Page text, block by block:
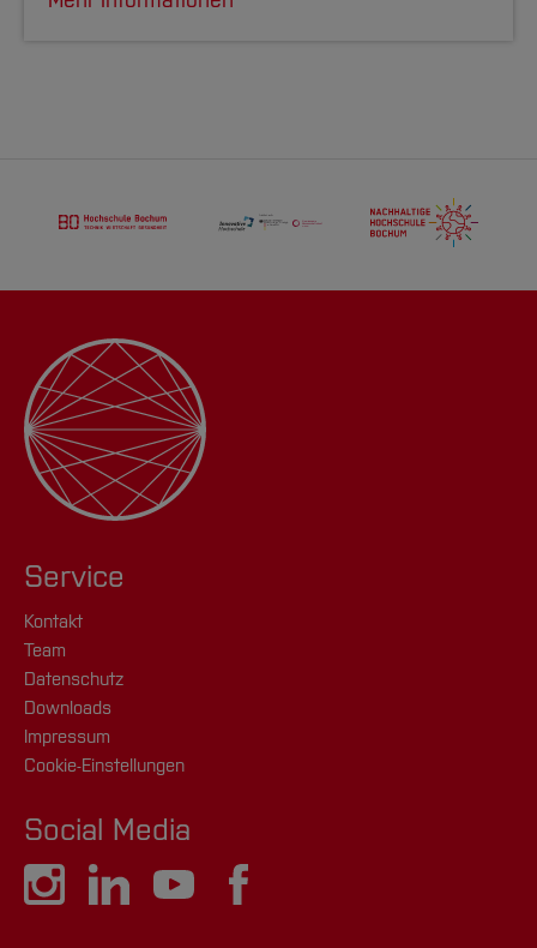
Service
Kontakt
Team
Datenschutz
Downloads
Impressum
Cookie-Einstellungen
Social Media